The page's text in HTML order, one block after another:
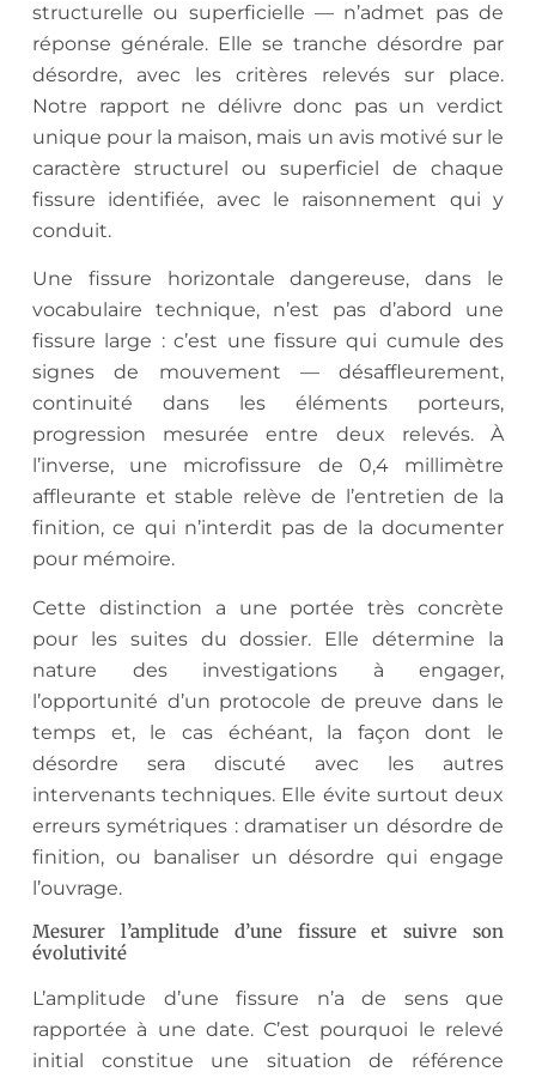
structurelle ou superficielle — n’admet pas de
réponse générale. Elle se tranche désordre par
désordre, avec les critères relevés sur place.
Notre rapport ne délivre donc pas un verdict
unique pour la maison, mais un avis motivé sur le
caractère structurel ou superficiel de chaque
fissure identifiée, avec le raisonnement qui y
conduit.
Une fissure horizontale dangereuse, dans le
vocabulaire technique, n’est pas d’abord une
fissure large : c’est une fissure qui cumule des
signes de mouvement — désaffleurement,
continuité dans les éléments porteurs,
progression mesurée entre deux relevés. À
l’inverse, une microfissure de 0,4 millimètre
affleurante et stable relève de l’entretien de la
finition, ce qui n’interdit pas de la documenter
pour mémoire.
Cette distinction a une portée très concrète
pour les suites du dossier. Elle détermine la
nature des investigations à engager,
l’opportunité d’un protocole de preuve dans le
temps et, le cas échéant, la façon dont le
désordre sera discuté avec les autres
intervenants techniques. Elle évite surtout deux
erreurs symétriques : dramatiser un désordre de
finition, ou banaliser un désordre qui engage
l’ouvrage.
Mesurer l’amplitude d’une fissure et suivre son
évolutivité
L’amplitude d’une fissure n’a de sens que
rapportée à une date. C’est pourquoi le relevé
initial constitue une situation de référence